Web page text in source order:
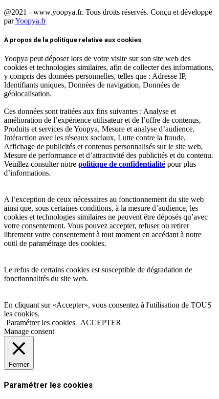
@2021 - www.yoopya.fr. Tous droits réservés. Conçu et développé
parYoopya.fr
À propos de la politique relative aux cookies
Yoopya peut déposer lors de votre visite sur son site web des
cookies et technologies similaires, afin de collecter des informations,
y compris des données personnelles, telles que : Adresse IP,
Identifiants uniques, Données de navigation, Données de
géolocalisation.
Ces données sont traitées aux fins suivantes : Analyse et
amélioration de l’expérience utilisateur et de l’offre de contenus,
Produits et services de Yoopya, Mesure et analyse d’audience,
Intéraction avec les réseaux sociaux, Lutte contre la fraude,
Affichage de publicités et contenus personnalisés sur le site web,
Mesure de performance et d’attractivité des publicités et du contenu.
Veuillez consulter notre politique de confidentialité pour plus
d’informations.
A l’exception de ceux nécessaires au fonctionnement du site web
ainsi que, sous certaines conditions, à la mesure d’audience, les
cookies et technologies similaires ne peuvent être déposés qu’avec
votre consentement. Vous pouvez accepter, refuser ou retirer
librement votre consentement à tout moment en accédant à notre
outil de paramétrage des cookies.
Le refus de certains cookies est susceptible de dégradation de
fonctionnalités du site web.
En cliquant sur «Accepter», vous consentez à l'utilisation de TOUS
les cookies.
Paramétrer les cookies
ACCEPTER
Manage consent
Fermer
Paramétrer les cookies